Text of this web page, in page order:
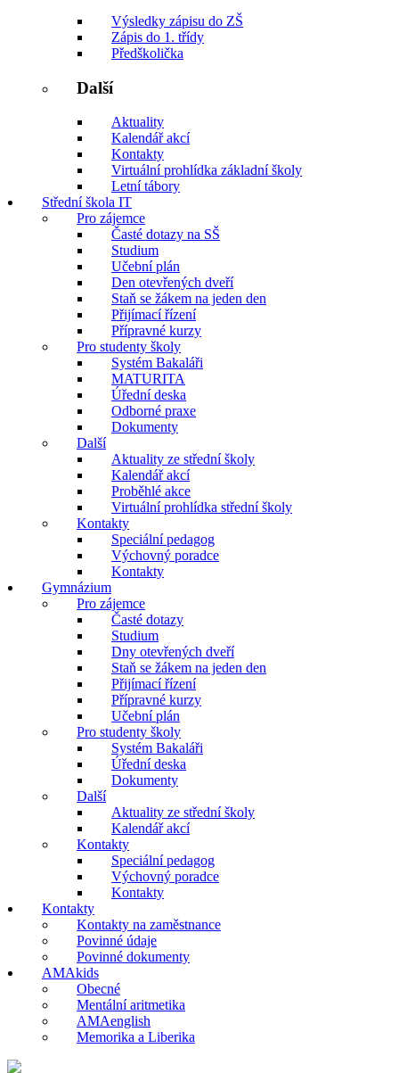
Výsledky zápisu do ZŠ
Zápis do 1. třídy
Předškolička
Další
Aktuality
Kalendář akcí
Kontakty
Virtuální prohlídka základní školy
Letní tábory
Střední škola IT
Pro zájemce
Časté dotazy na SŠ
Studium
Učební plán
Den otevřených dveří
Staň se žákem na jeden den
Přijímací řízení
Přípravné kurzy
Pro studenty školy
Systém Bakaláři
MATURITA
Úřední deska
Odborné praxe
Dokumenty
Další
Aktuality ze střední školy
Kalendář akcí
Proběhlé akce
Virtuální prohlídka střední školy
Kontakty
Speciální pedagog
Výchovný poradce
Kontakty
Gymnázium
Pro zájemce
Časté dotazy
Studium
Dny otevřených dveří
Staň se žákem na jeden den
Přijímací řízení
Přípravné kurzy
Učební plán
Pro studenty školy
Systém Bakaláři
Úřední deska
Dokumenty
Další
Aktuality ze střední školy
Kalendář akcí
Kontakty
Speciální pedagog
Výchovný poradce
Kontakty
Kontakty
Kontakty na zaměstnance
Povinné údaje
Povinné dokumenty
AMAkids
Obecné
Mentální aritmetika
AMAenglish
Memorika a Liberika